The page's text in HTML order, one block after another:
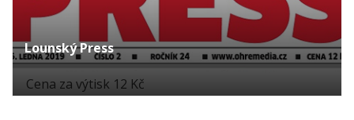
Lounský Press
Cena za výtisk 12 Kč